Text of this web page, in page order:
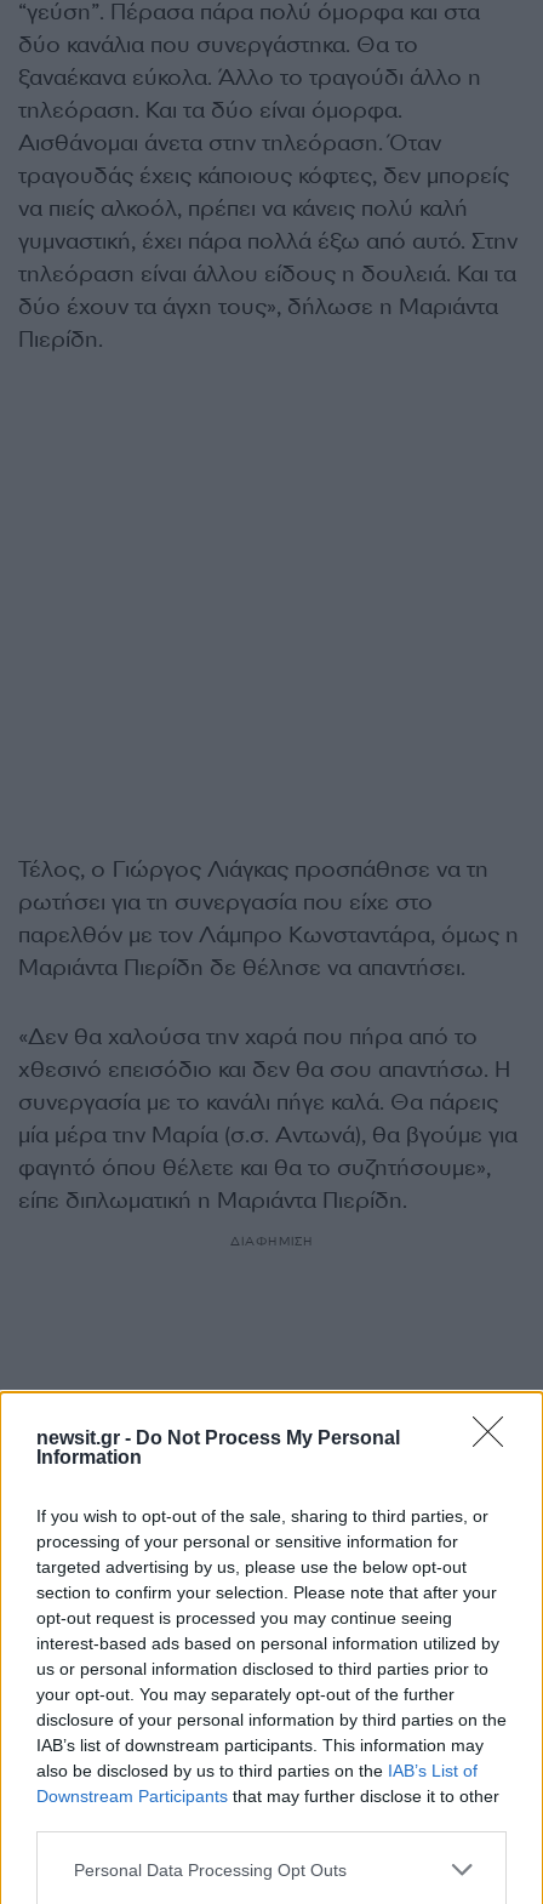
newsit.gr - Do Not Process My Personal
Information
If you wish to opt-out of the sale, sharing to third parties, or
processing of your personal or sensitive information for
targeted advertising by us, please use the below opt-out
section to confirm your selection. Please note that after your
opt-out request is processed you may continue seeing
interest-based ads based on personal information utilized by
us or personal information disclosed to third parties prior to
your opt-out. You may separately opt-out of the further
disclosure of your personal information by third parties on the
IAB’s list of downstream participants. This information may
also be disclosed by us to third parties on the IAB’s List of
Downstream Participants that may further disclose it to other
Please note that this website/app uses one or more Google
Personal Data Processing Opt Outs
“γεύση”. Πέρασα πάρα πολύ όμορφα και στα
δύο κανάλια που συνεργάστηκα. Θα το
ξαναέκανα εύκολα. Άλλο το τραγούδι άλλο η
τηλεόραση. Και τα δύο είναι όμορφα.
Αισθάνομαι άνετα στην τηλεόραση. Όταν
τραγουδάς έχεις κάποιους κόφτες, δεν μπορείς
να πιείς αλκοόλ, πρέπει να κάνεις πολύ καλή
γυμναστική, έχει πάρα πολλά έξω από αυτό. Στην
τηλεόραση είναι άλλου είδους η δουλειά. Και τα
δύο έχουν τα άγχη τους», δήλωσε η Μαριάντα
Πιερίδη.
Τέλος, ο Γιώργος Λιάγκας προσπάθησε να τη
ρωτήσει για τη συνεργασία που είχε στο
παρελθόν με τον Λάμπρο Κωνσταντάρα, όμως η
Μαριάντα Πιερίδη δε θέλησε να απαντήσει.
«Δεν θα χαλούσα την χαρά που πήρα από το
χθεσινό επεισόδιο και δεν θα σου απαντήσω. Η
συνεργασία με το κανάλι πήγε καλά. Θα πάρεις
μία μέρα την Μαρία (σ.σ. Αντωνά), θα βγούμε για
φαγητό όπου θέλετε και θα το συζητήσουμε»,
είπε διπλωματική η Μαριάντα Πιερίδη.
ΔΙΑΦΗΜΙΣΗ
Αν τα χάσατε
Eurovision 2026: Όλα όσα
Τίνα